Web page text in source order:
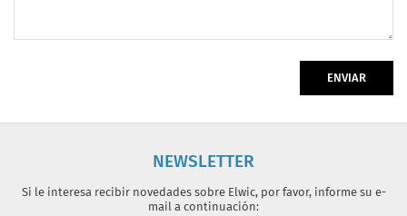
ENVIAR
NEWSLETTER
Si le interesa recibir novedades sobre Elwic, por favor, informe su e-
mail a continuación: